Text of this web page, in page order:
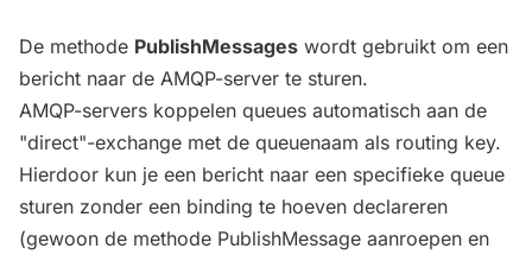
De methode PublishMessages wordt gebruikt om een
bericht naar de AMQP-server te sturen.
AMQP-servers koppelen queues automatisch aan de
"direct"-exchange met de queuenaam als routing key.
Hierdoor kun je een bericht naar een specifieke queue
sturen zonder een binding te hoeven declareren
(gewoon de methode PublishMessage aanroepen en